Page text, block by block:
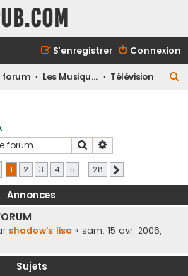
Connexion
S’enregistrer
forum Les Musiques Diverses Télévision
c
h
Rechercher
Page 1sur28
1 2 3 4 5 … 28
Annonces
shadow's lisa « sam. 15 avr. 2006,
Sujets